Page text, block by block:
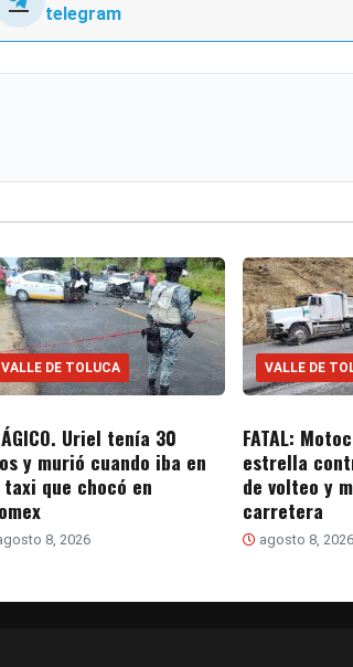
telegram
VALLE DE TOLUCA
Uriel tenía 30
y murió cuando iba en
taxi que chocó en
8, 2026
VALLE DE
FATAL:
estrella
de volteo y
carretera
agosto 8, 2026